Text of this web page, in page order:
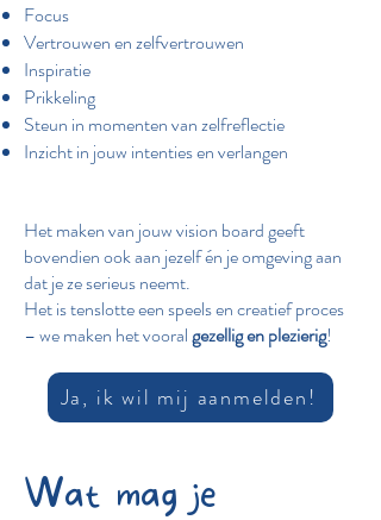
Focus
Vertrouwen en zelfvertrouwen
Inspiratie
Prikkeling
Steun in momenten van zelfreflectie
Inzicht in jouw intenties en verlangen
Het maken van jouw vision board geeft
bovendien ook aan jezelf én je omgeving aan
dat je ze serieus neemt.
Het is tenslotte een speels en creatief proces
– we maken het vooralgezellig en plezierig!
Ja, ik wil mij aanmelden!
Wat mag je